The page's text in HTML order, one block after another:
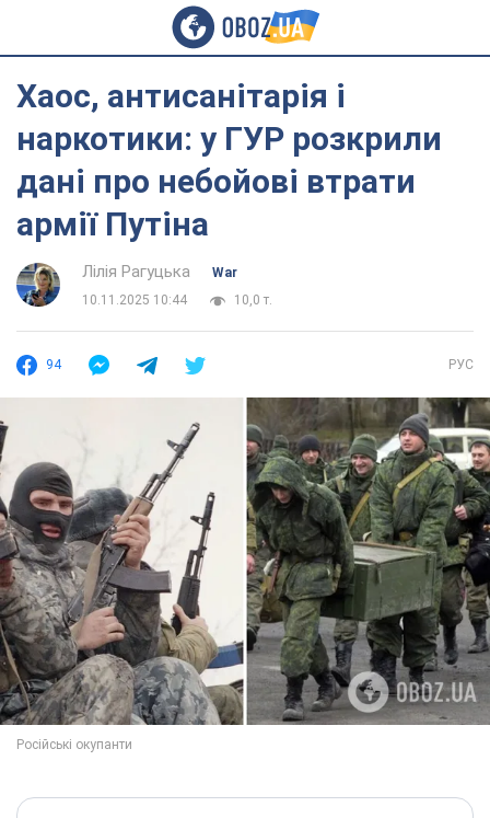
Хаос, антисанітарія і
наркотики: у ГУР розкрили
дані про небойові втрати
армії Путіна
Лілія Рагуцька
War
10.11.2025 10:44
10,0 т.
94 РУС